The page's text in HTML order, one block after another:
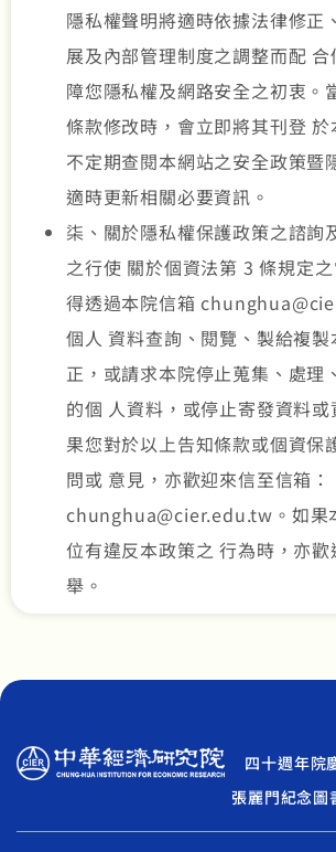
隱私權聲明將適時依據法律修正
展及內部管理制度之調整而配
障您隱私權及網路安全之初衷。
條款修改時，會立即將其刊登
不定期查閱本網站之安全政策暨
適時更新相關必要資訊。
柒、關於隱私權保護政策之諮詢
之行使 關於個資法第 3 條規定
得透過本院信箱
個人 資料查詢、閱覽、製給複
正，或請求本院停止蒐集、處理
的個 人資料，或停止寄發資料
果您對於以上告知條款或個資保
問或 意見，亦歡迎來信至信箱：
chunghua@cier.edu.tw。如果
位有違反本政策之 行為時，亦
舉。
四十週年院
張麗門紀念圖